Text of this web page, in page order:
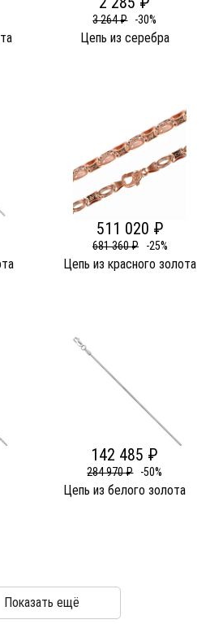
3 264 ₽ -30%
Цепь из серебра
511 020 ₽
681 360 ₽ -25%
Цепь из красного золота
142 485 ₽
284 970 ₽ -50%
Цепь из белого золота
Показать ещё